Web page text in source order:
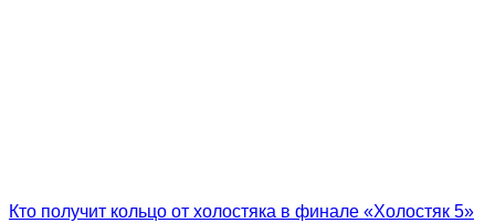
Кто получит кольцо от холостяка в финале «Холостяк 5»